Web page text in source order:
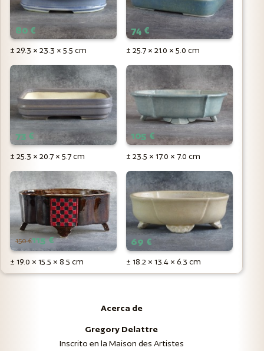
80 €
± 29.3 × 23.3 × 5.5 cm
74 €
± 25.7 × 21.0 × 5.0 cm
73 €
± 25.3 × 20.7 × 5.7 cm
105 €
± 23.5 × 17.0 × 7.0 cm
150 €115 €
± 19.0 × 15.5 × 8.5 cm
69 €
± 18.2 × 13.4 × 6.3 cm
Acerca de
Gregory Delattre
Inscrito en la Maison des Artistes